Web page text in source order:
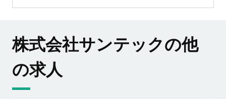
株式会社サンテックの他
の求人